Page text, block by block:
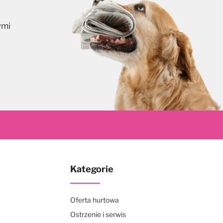
Kategorie
Oferta hurtowa
Ostrzenie i serwis